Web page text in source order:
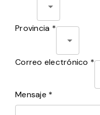
Provincia *
Correo electrónico *
Mensaje *